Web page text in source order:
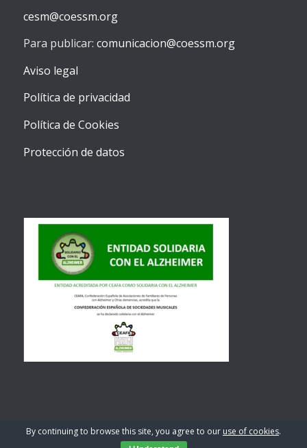
cesm@coessm.org
Para publicar: comunicacion@coessm.org
Aviso legal
Política de privacidad
Política de Cookies
Protección de datos
© Copyright 2026 - C.E.S.M
By continuing to browse this site, you agree to our use of cookies.